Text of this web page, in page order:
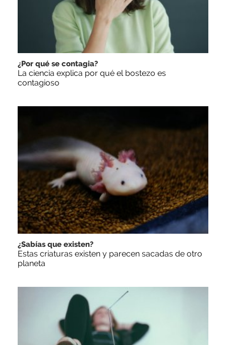
¿Por qué se contagia?
La ciencia explica por qué el bostezo es
contagioso
¿Sabías que existen?
Estas criaturas existen y parecen sacadas de otro
planeta